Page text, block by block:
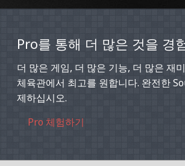
Pro를 통해 더 많은 것을 경
더 많은 게임, 더 많은 기능, 더 많은 재
체육관에서 최고를 원합니다. 완전한
제하십시오.
Pro 체험하기